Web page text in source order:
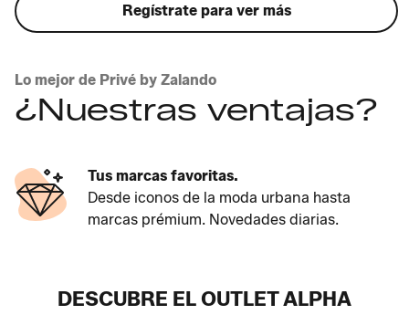
Regístrate para ver más
Lo mejor de Privé by Zalando
¿Nuestras ventajas?
Tus marcas favoritas.
Desde iconos de la moda urbana hasta
marcas prémium. Novedades diarias.
DESCUBRE EL OUTLET ALPHA